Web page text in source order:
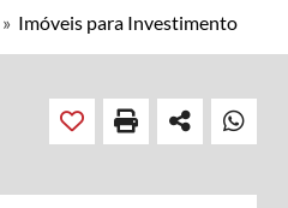
» Imóveis para Investimento